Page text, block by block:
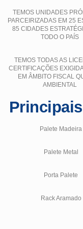
TEMOS UNIDADES
PARCEIRIZADAS EM 25
85 CIDADES
TODO O PAÍS
TEMOS TODAS AS
CERTIFICAÇÕES
EM ÂMBITO FISCAL
AMBIENTAL
Palete Madeira
Palete Metal
Porta Palete
Rack Aramado